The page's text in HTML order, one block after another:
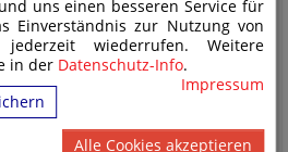
uns einen besseren Service für
Einverständnis zur Nutzung von
wiederrufen. Weitere
in der Datenschutz-Info.
Impressum
Alle Cookies akzeptieren